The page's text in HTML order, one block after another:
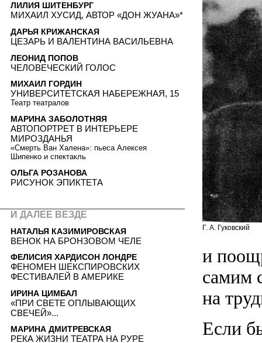
Г. А. Гуковский
и
самим
на
Если
ЛИЛИЯ ШИТЕНБУРГ
МИХАИЛ ХУСИД, АВТОР «ДОН ЖУАНА»*
ДАРЬЯ КРИЖАНСКАЯ
ЦЕЗАРЬ И ВАЛЕНТИНА ВАСИЛЬЕВНА
ЛЕОНИД ПОПОВ
ЧЕЛОВЕЧЕСКИЙ ГОЛОС
МИХАИЛ ГОРДИН
УНИВЕРСИТЕТСКАЯ НАБЕРЕЖНАЯ, 15
Театр театралов
МАРИНА ЗАБОЛОТНЯЯ
АВТОПОРТРЕТ В ИНТЕРЬЕРЕ
МИРОЗДАНЬЯ
«Смерть Ван Халена»: пьеса Алексея
Шипенко и спектакль
ОЛЬГА РОЗАНОВА
РИСУНОК ЭПИКТЕТА
И ДАЛЕЕ ВЕЗДЕ
НАТАЛЬЯ КАЗИМИРОВСКАЯ
ВЕНОК НА БРОНЗОВОМ ЧЕЛЕ
ФЕЛИСИЯ ХАРДИСОН ЛОНДРЕ
ФЕНОМЕН ШЕКСПИРОВСКИХ
ФЕСТИВАЛЕЙ В АМЕРИКЕ
ИРИНА ЦИМБАЛ
«ПРИ СВЕТЕ ОПЛЫВАЮЩИХ
СВЕЧЕЙ»...
МАРИНА ДМИТРЕВСКАЯ
РЕКА ЖИЗНИ ТЕАТРА НА РУРЕ